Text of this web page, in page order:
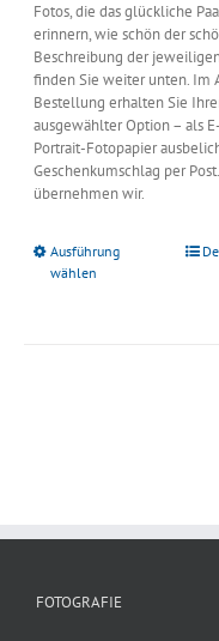
Fotos, die das glückliche
erinnern, wie schön der
Beschreibung der
finden Sie weiter unten. Im
Bestellung erhalten Sie
ausgewählter Option – als
Portrait-Fotopapier
Geschenkumschlag per
übernehmen wir.
Ausführung
wählen
FOTOGRAFIE